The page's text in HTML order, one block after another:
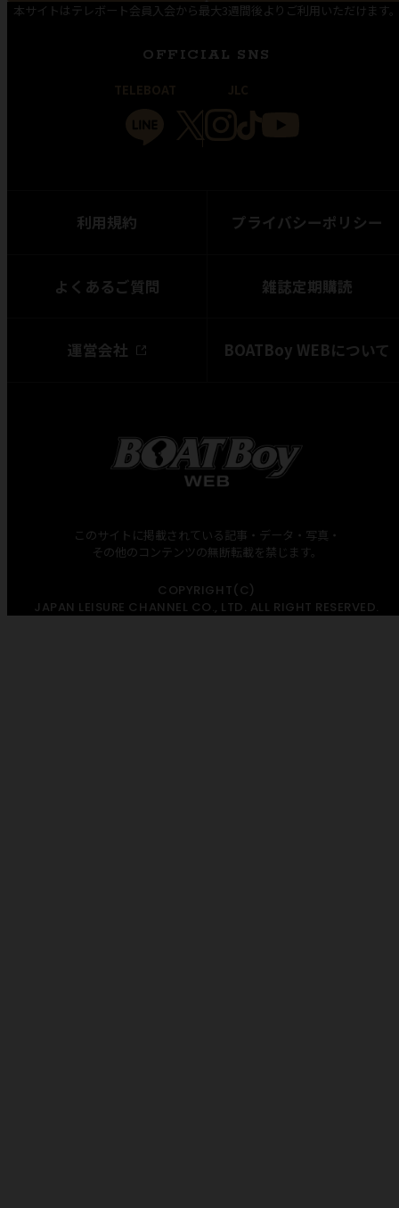
本サイトはテレボート会員入会から最大3週間後よりご利用いただけます
OFFICIAL SNS
利用規約 プライバシーポリシー
よくあるご質問 雑誌定期購読
運営会社 BOATBoy WEBについて
このサイトに掲載されている記事・データ・写真・
その他のコンテンツの無断転載を禁じます。
COPYRIGHT(C)
JAPAN LEISURE CHANNEL CO., LTD. ALL RIGHT RESERVED.